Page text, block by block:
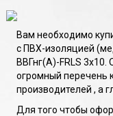
Вам необходимо
с ПВХ-изоляцией
ВВГнг(A)-FRLS
огромный перечень
производителей , а
Для того чтобы